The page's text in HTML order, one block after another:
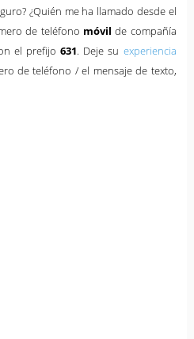
¿Quién me ha llamado desde el
de teléfono móvil de compañía
el prefijo631. Deje su experiencia
de teléfono / el mensaje de texto,